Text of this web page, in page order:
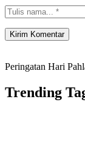
Peringatan Hari
Trending